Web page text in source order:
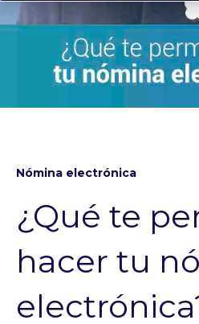
Nómina electrónica
¿Qué te
hacer tu